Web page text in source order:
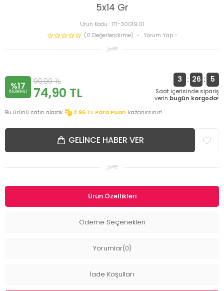
5x14 Gr
Ürün Kodu :171-30019.01
(0 Değerlendirme)
Yorum Yap
%17
INDIRIMLI
90,00TL
74,90 TL
3 : 26 : 5
Saat içerisinde sipariş
verin bugün kargoda!
Bu ürünü satın alarak
2.96 TL Para Puan kazanırsınız!
GELINCE HABER VER
Ürün Özellikleri
Ödeme Seçenekleri
Yorumlar(0)
İade Koşulları